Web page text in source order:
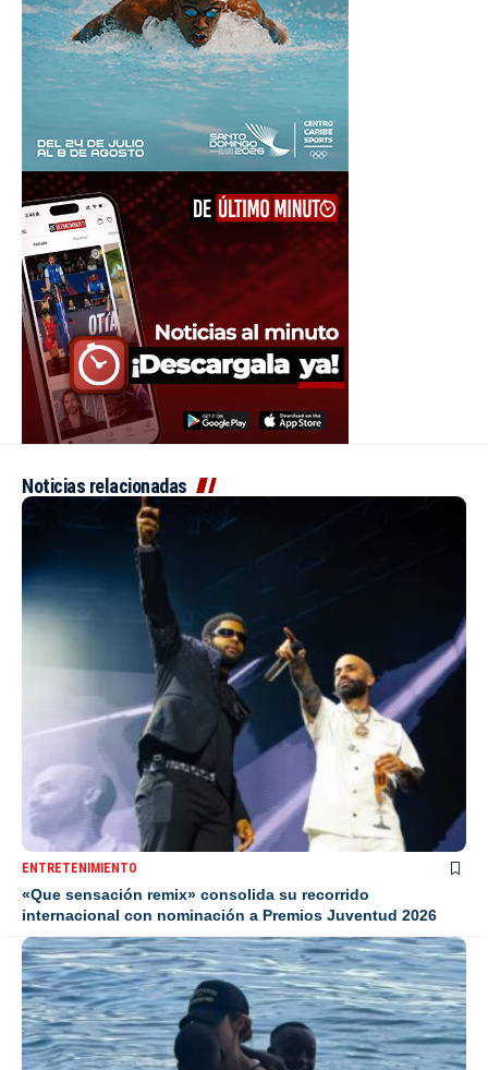
Noticias relacionadas
ENTRETENIMIENTO
«Que sensación remix» consolida su recorrido
internacional con nominación a Premios Juventud 2026